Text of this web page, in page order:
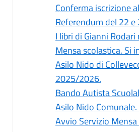
Conferma iscrizione
Referendum del 22
I libri di Gianni
Mensa scolastica. Si
Asilo Nido di
2025/2026.
Bando Autista
Asilo Nido
Avvio Servizio